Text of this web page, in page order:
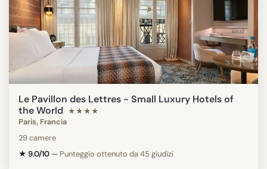
Le Pavillon des Lettres - Small Luxury Hotels of
the World ★★★★
Paris, Francia
29 camere
★ 9.0/10 — Punteggio ottenuto da 45 giudizi